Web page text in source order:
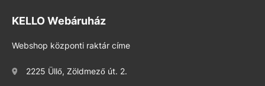
KELLO Webáruház
Webshop központi raktár címe
2225 Üllő, Zöldmező út. 2.